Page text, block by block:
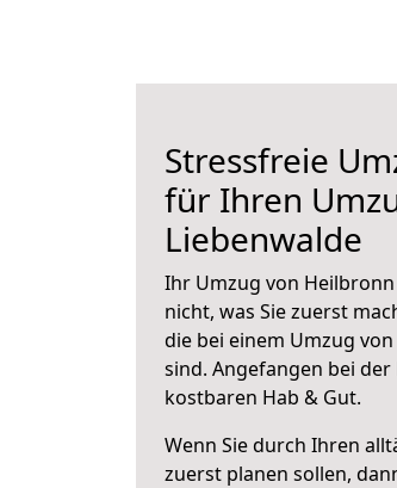
Stressfreie
für Ihren
Liebenwalde
Ihr Umzug von
nicht, was Sie zuerst
die bei einem Umzug
sind. Angefangen bei
kostbaren Hab & Gut.
Wenn Sie durch Ihren
zuerst planen sollen,